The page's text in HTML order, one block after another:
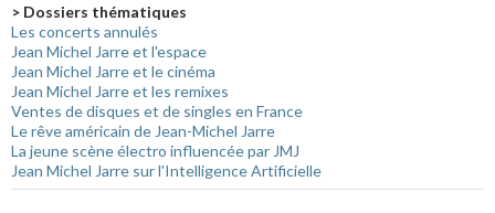
> Dossiers thématiques
Les concerts annulés
Jean Michel Jarre et l'espace
Jean Michel Jarre et le cinéma
Jean Michel Jarre et les remixes
Ventes de disques et de singles en France
Le rêve américain de Jean-Michel Jarre
La jeune scène électro influencée par JMJ
Jean Michel Jarre sur l'Intelligence Artificielle